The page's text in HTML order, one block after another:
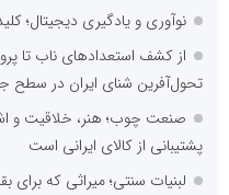
نوآوری و یادگیری دیجیتال؛
از کشف استعدادهای ناب تا
تحول‌آفرین شنای ایران در سطح
صنعت چوب؛ هنر، خلاقیت و
پشتیبانی از کالای ایرانی است
لبنیات سنتی؛ میراثی که برای